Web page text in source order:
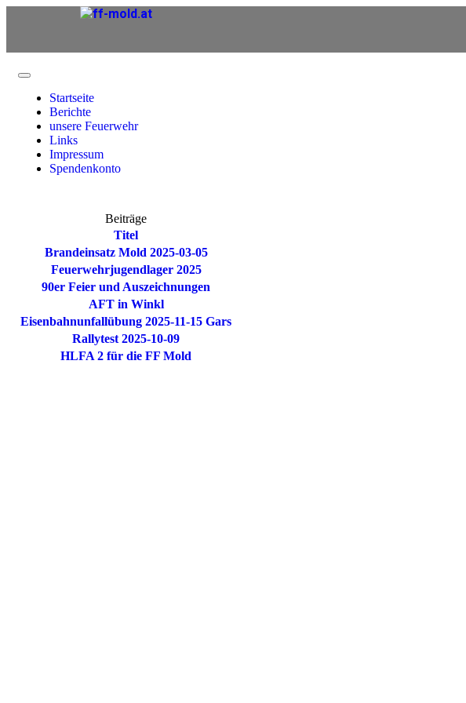
Startseite
Berichte
unsere Feuerwehr
Links
Impressum
Spendenkonto
Beiträge
Titel
Brandeinsatz Mold 2025-03-05
Feuerwehrjugendlager 2025
90er Feier und Auszeichnungen
AFT in Winkl
Eisenbahnunfallübung 2025-11-15 Gars
Rallytest 2025-10-09
HLFA 2 für die FF Mold